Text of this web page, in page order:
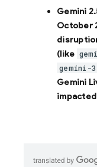
Gemini
October
(like
gemini-
Gemini